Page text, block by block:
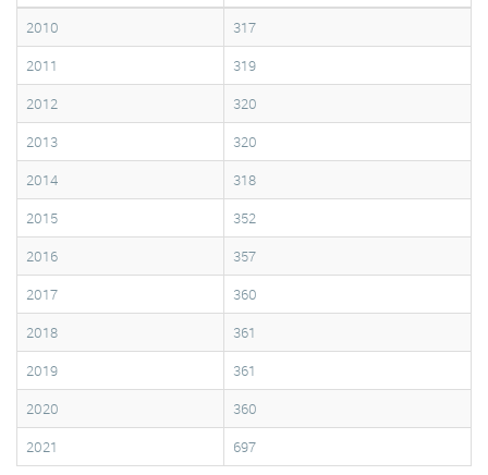
2010
317
2011
319
2012
320
2013
320
2014
318
2015
352
2016
357
2017
360
2018
361
2019
361
2020
360
2021
697